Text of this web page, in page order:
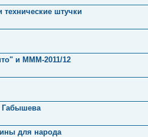
технические штучки
и MMM-2011/12
Габышева
для народа